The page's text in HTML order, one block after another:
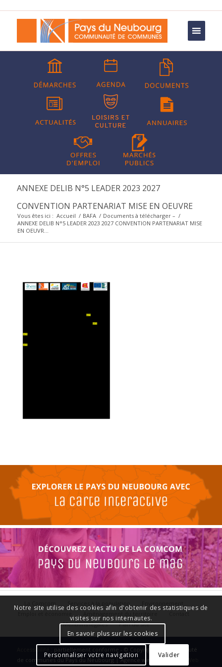
ANNEXE DELIB N°5 LEADER 2023 2027
CONVENTION PARTENARIAT MISE EN OEUVRE
Vous êtes ici : Accueil / BAFA / Documents à télécharger – /
ANNEXE DELIB N°5 LEADER 2023 2027 CONVENTION PARTENARIAT MISE
EN OEUVR...
Contact
Mentions légales
Plan du site
: partiellement conforme - © Copyright - Communauté
de communes du Pays du Neubourg | Agence web :
Notre site utilise des cookies afin d'obtenir des statistiques de
visites sur nos internautes.
En savoir plus sur les cookies
Personnaliser votre navigation Valider